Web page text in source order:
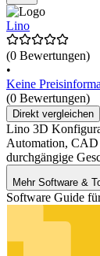
Lino
(0 Bewertungen)
•
Keine
(0 Bewertungen)
Direkt vergleichen
Lino 3D
Automation,
durchgängige
Mehr Software &
Software Guide